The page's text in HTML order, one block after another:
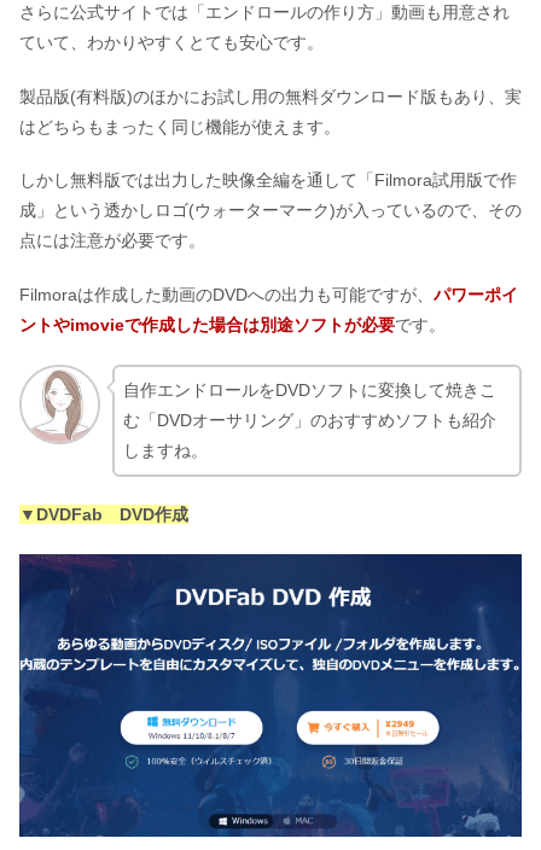
さらに公式サイトでは「エンドロールの作り方」動画も用意され
ていて、わかりやすくとても安心です。
製品版(有料版)のほかにお試し用の無料ダウンロード版もあり、実
はどちらもまったく同じ機能が使えます。
しかし無料版では出力した映像全編を通して「Filmora試用版で作
成」という透かしロゴ(ウォーターマーク)が入っているので、その
点には注意が必要です。
Filmoraは作成した動画のDVDへの出力も可能ですが、 パワーポイ
ントやimovieで作成した場合は別途ソフトが必要です。
自作エンドロールをDVDソフトに変換して焼きこ
む「DVDオーサリング」のおすすめソフトも紹介
しますね。
▼DVDFab DVD作成